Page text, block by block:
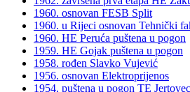
1960. osnovan FESB Split
1960. u Rijeci osnovan Tehnički
1960. HE Peruća puštena u pogon
1959. HE Gojak puštena u pogon
1958. rođen Slavko Vujević
1956. osnovan Elektroprijenos
1954. puštena u pogon TE Jertovec